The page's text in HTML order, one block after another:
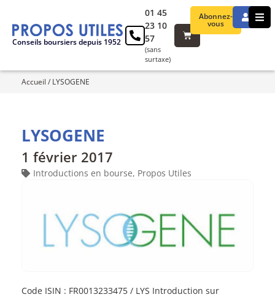
Conseils boursiers depuis 1952
Abonnez-
vous
01 45
23 10
57
(sans
surtaxe)
Accueil / LYSOGENE
LYSOGENE
1 février 2017
Introductions en bourse, Propos Utiles
Code ISIN : FR0013233475 / LYS Introduction sur